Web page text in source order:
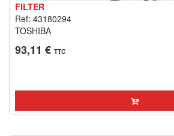
FILTER
Ref: 43180294
TOSHIBA
93,11 € TTC